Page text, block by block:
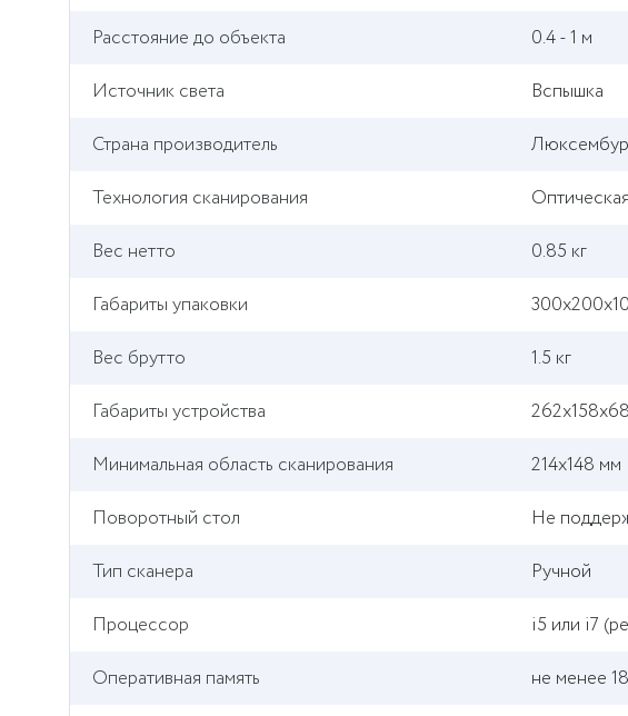
Расстояние до объекта
0.4 - 1 м
Источник света
Вспышка
Страна производитель
Технология сканирования
Вес нетто
0.85 кг
Габариты упаковки
Вес брутто
1.5 кг
Габариты устройства
Минимальная область сканирования
214x148 мм
Поворотный стол
Не
Тип сканера
Ручной
Процессор
i5 или i7
Оперативная память
не менее